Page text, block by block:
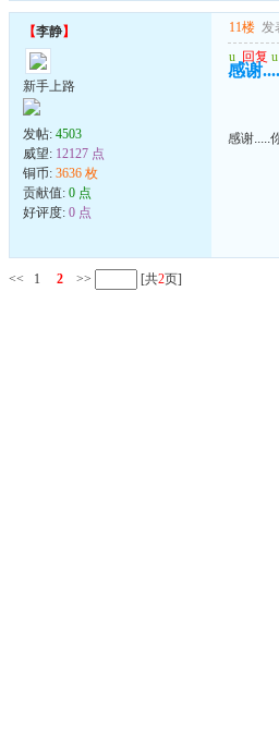
【李静】
新手上路
发帖: 4503
威望: 12127 点
铜币: 3636 枚
贡献值: 0 点
好评度: 0 点
11楼 发
u 回复 u
感谢
感谢.....
<< 1 2 >> [共2页]